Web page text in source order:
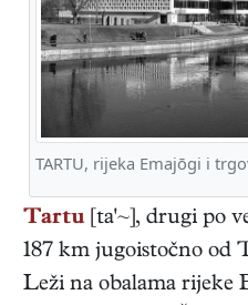
TARTU, rijeka Emajōgi i
Tartu [ta'~], drugi po
187 km jugoistočno od
Leži na obalama rijeke